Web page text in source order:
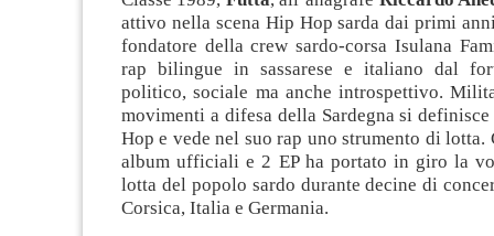
attivo nella scena Hip Hop sarda dai primi
fondatore della crew sardo-corsa Isulana
rap bilingue in sassarese e italiano dal
politico, sociale ma anche introspettivo.
movimenti a difesa della Sardegna si
Hop e vede nel suo rap uno strumento di lotta.
album ufficiali e 2 EP ha portato in giro la
lotta del popolo sardo durante decine di
Corsica, Italia e Germania.